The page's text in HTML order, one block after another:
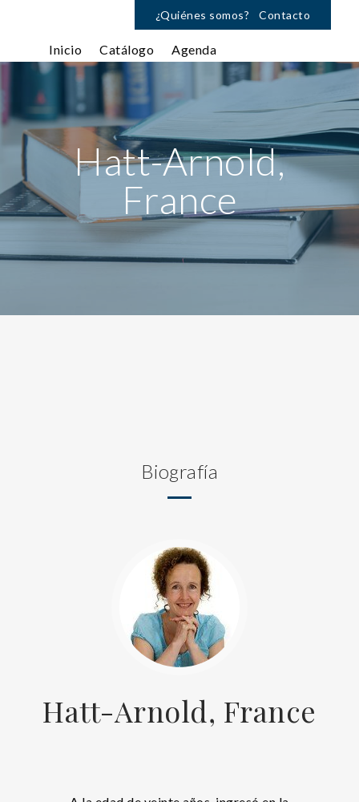
¿Quiénes somos? Contacto
Inicio Catálogo Agenda
Hatt-Arnold,
France
Biografía
Hatt-Arnold, France